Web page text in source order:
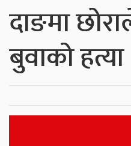
दाङमा
बुवाको हत्या